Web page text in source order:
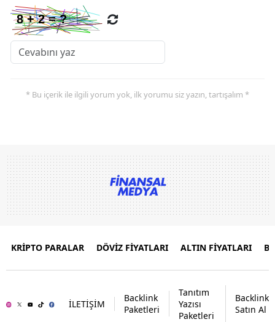
* Bu içerik ile ilgili yorum yok, ilk yorumu siz yazın, tartışalım *
KRİPTO PARALAR DÖVİZ FİYATLARI ALTIN FİYATLARI
İLETİŞİM
Backlink
Paketleri
Tanıtım
Yazısı
Paketleri
Backlink
Satın Al